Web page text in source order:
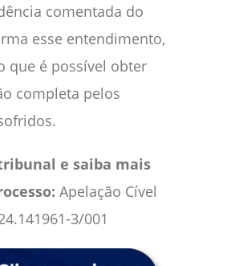
comentada do
esse entendimento,
que é possível obter
completa pelos
e saiba mais
Apelação Cível
3/001